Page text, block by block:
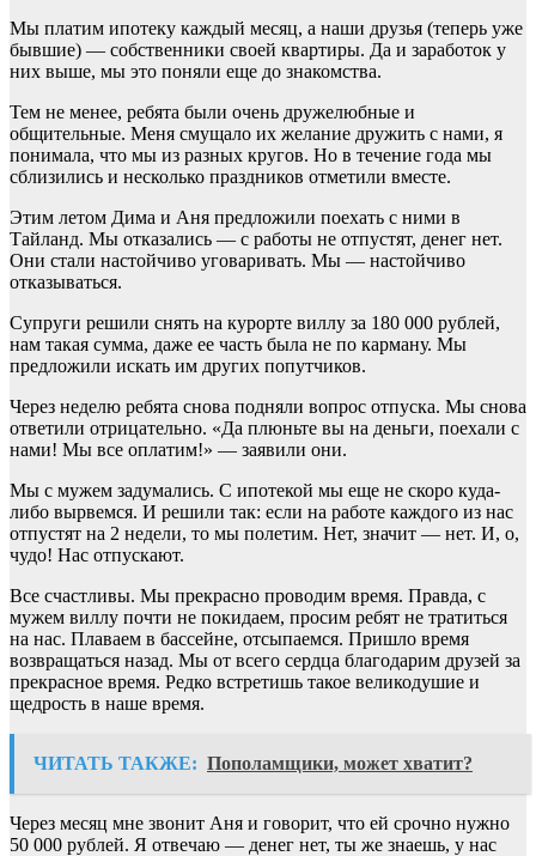
Мы платим ипотеку каждый месяц, а наши друзья (теперь уже
бывшие) — собственники своей квартиры. Да и заработок у
них выше, мы это поняли еще до знакомства.
Тем не менее, ребята были очень дружелюбные и
общительные. Меня смущало их желание дружить с нами, я
понимала, что мы из разных кругов. Но в течение года мы
сблизились и несколько праздников отметили вместе.
Этим летом Дима и Аня предложили поехать с ними в
Тайланд. Мы отказались — с работы не отпустят, денег нет.
Они стали настойчиво уговаривать. Мы — настойчиво
отказываться.
Супруги решили снять на курорте виллу за 180 000 рублей,
нам такая сумма, даже ее часть была не по карману. Мы
предложили искать им других попутчиков.
Через неделю ребята снова подняли вопрос отпуска. Мы снова
ответили отрицательно. «Да плюньте вы на деньги, поехали с
нами! Мы все оплатим!» — заявили они.
Мы с мужем задумались. С ипотекой мы еще не скоро куда-
либо вырвемся. И решили так: если на работе каждого из нас
отпустят на 2 недели, то мы полетим. Нет, значит — нет. И, о,
чудо! Нас отпускают.
Все счастливы. Мы прекрасно проводим время. Правда, с
мужем виллу почти не покидаем, просим ребят не тратиться
на нас. Плаваем в бассейне, отсыпаемся. Пришло время
возвращаться назад. Мы от всего сердца благодарим друзей за
прекрасное время. Редко встретишь такое великодушие и
щедрость в наше время.
ЧИТАТЬ ТАКЖЕ: Пополамщики, может хватит?
Через месяц мне звонит Аня и говорит, что ей срочно нужно
50 000 рублей. Я отвечаю — денег нет, ты же знаешь, у нас